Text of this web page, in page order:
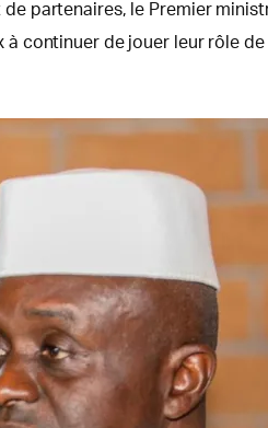
partenaires, le Premier
continuer de jouer leur rôle